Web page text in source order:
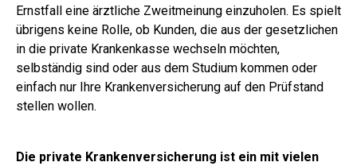
Ernstfall eine ärztliche Zweitmeinung einzuholen. Es spielt
übrigens keine Rolle, ob Kunden, die aus der gesetzlichen
in die private Krankenkasse wechseln möchten,
selbständig sind oder aus dem Studium kommen oder
einfach nur Ihre Krankenversicherung auf den Prüfstand
stellen wollen.
Die private Krankenversicherung ist ein mit vielen